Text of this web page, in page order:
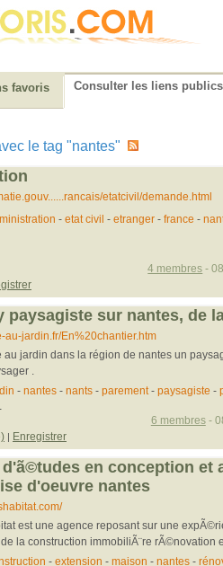
favoris Consulter les liens publics
le tag "nantes"
etatcivil/demande.html
- etat civil - etranger- france -
4 membres -
paysagiste sur nantes, de
au-jardin.fr/En%20chantier.htm
au jardin dans la région de nantes un
.
- nantes- nants- parement- paysagiste -
| Enregistrer
6 membres-
d'ã©tudes en conception et
d'oeuvre nantes
est une agence reposant sur une
la construction immobiliÃ¨re rÃ©novation
- extension - maison - nantes-